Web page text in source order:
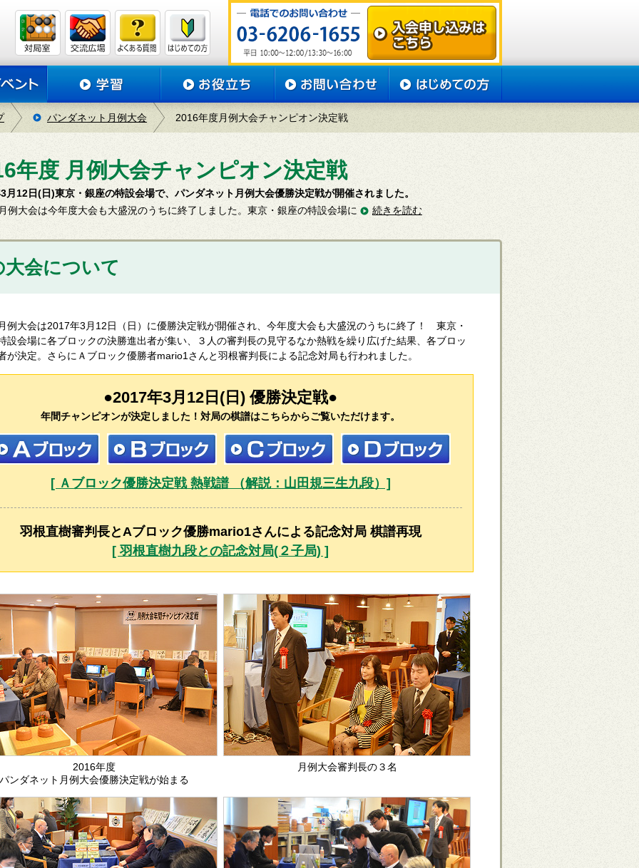
パンダネット月例大会 2016年度月例大会チャンピオン決定戦
年度 月例大会チャンピオン決定戦
月12日(日)東京・銀座の特設会場で、パンダネット月例大会優勝決定戦が開催されました。
例大会は今年度大会も大盛況のうちに終了しました。東京・銀座の特設会場に
続きを読む
大会について
例大会は2017年3月12日（日）に優勝決定戦が開催され、今年度大会も大盛況のうちに終了！ 東京・
設会場に各ブロックの決勝進出者が集い、３人の審判長の見守るなか熱戦を繰り広げた結果、各ブロッ
が決定。さらにＡブロック優勝者mario1さんと羽根審判長による記念対局も行われました。
●2017年3月12日(日) 優勝決定戦●
年間チャンピオンが決定しました！対局の棋譜はこちらからご覧いただけます。
[ Ａブロック優勝決定戦 熱戦譜 （解説：山田規三生九段）]
羽根直樹審判長とAブロック優勝mario1さんによる記念対局 棋譜再現
[ 羽根直樹九段との記念対局(２子局) ]
2016年度
ンダネット月例大会優勝決定戦が始まる
月例大会審判長の３名